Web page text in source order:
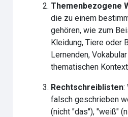
Themenbezogene
die zu einem
gehören, wie zum
Kleidung, Tiere oder
Lernenden,
thematischen
Rechtschreiblisten:
falsch geschrieben
(nicht "das"), "weiß"